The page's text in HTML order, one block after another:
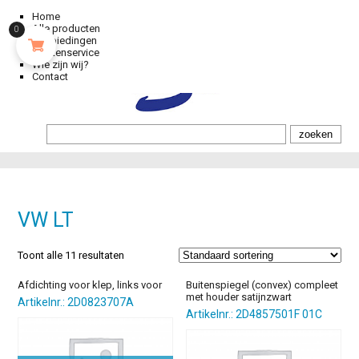
Home
Alle producten
Aanbiedingen
Klantenservice
Wie zijn wij?
Contact
VW LT
Toont alle 11 resultaten
Afdichting voor klep, links voor
Artikelnr.: 2D0823707A
Buitenspiegel (convex) compleet
met houder satijnzwart
Artikelnr.: 2D4857501F 01C
0